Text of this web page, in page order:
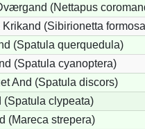
(Nettapus
Krikand (Sibirionetta
(Spatula querquedula)
(Spatula cyanoptera)
And (Spatula discors)
(Spatula clypeata)
(Mareca strepera)